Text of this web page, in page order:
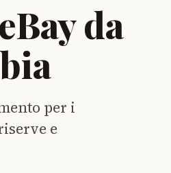
da
per i
e